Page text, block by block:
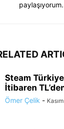
paylaşıyorum.
Steam
İtibaren
Ömer Çelik -